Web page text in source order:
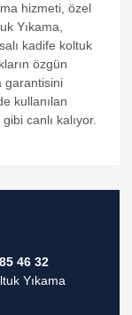
hizmeti, özel
Yıkama,
kadife koltuk
özgün
garantisini
kullanılan
canlı kalıyor.
46 32
Yıkama